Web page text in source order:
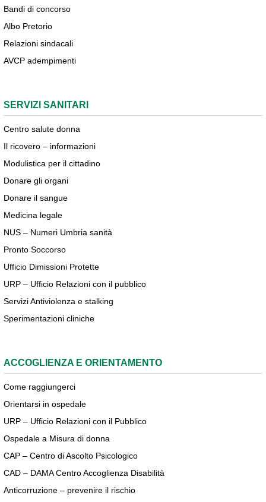
Bandi di concorso
Albo Pretorio
Relazioni sindacali
AVCP adempimenti
SERVIZI SANITARI
Centro salute donna
Il ricovero – informazioni
Modulistica per il cittadino
Donare gli organi
Donare il sangue
Medicina legale
NUS – Numeri Umbria sanità
Pronto Soccorso
Ufficio Dimissioni Protette
URP – Ufficio Relazioni con il pubblico
Servizi Antiviolenza e stalking
Sperimentazioni cliniche
ACCOGLIENZA E ORIENTAMENTO
Come raggiungerci
Orientarsi in ospedale
URP – Ufficio Relazioni con il Pubblico
Ospedale a Misura di donna
CAP – Centro di Ascolto Psicologico
CAD – DAMA Centro Accoglienza Disabilità
Anticorruzione – prevenire il rischio